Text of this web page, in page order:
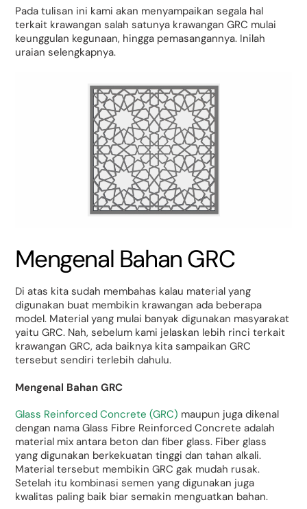
Pada tulisan ini kami akan menyampaikan segala hal
terkait krawangan salah satunya krawangan GRC mulai
keunggulan kegunaan, hingga pemasangannya. Inilah
uraian selengkapnya.
Mengenal Bahan GRC
Di atas kita sudah membahas kalau material yang
digunakan buat membikin krawangan ada beberapa
model. Material yang mulai banyak digunakan masyarakat
yaitu GRC. Nah, sebelum kami jelaskan lebih rinci terkait
krawangan GRC, ada baiknya kita sampaikan GRC
tersebut sendiri terlebih dahulu.
Mengenal Bahan GRC
Glass Reinforced Concrete (GRC) maupun juga dikenal
dengan nama Glass Fibre Reinforced Concrete adalah
material mix antara beton dan fiber glass. Fiber glass
yang digunakan berkekuatan tinggi dan tahan alkali.
Material tersebut membikin GRC gak mudah rusak.
Setelah itu kombinasi semen yang digunakan juga
kwalitas paling baik biar semakin menguatkan bahan.